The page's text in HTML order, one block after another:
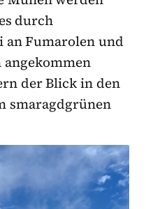
durch
Fumarolen und
angekommen
der Blick in den
smaragdgrünen